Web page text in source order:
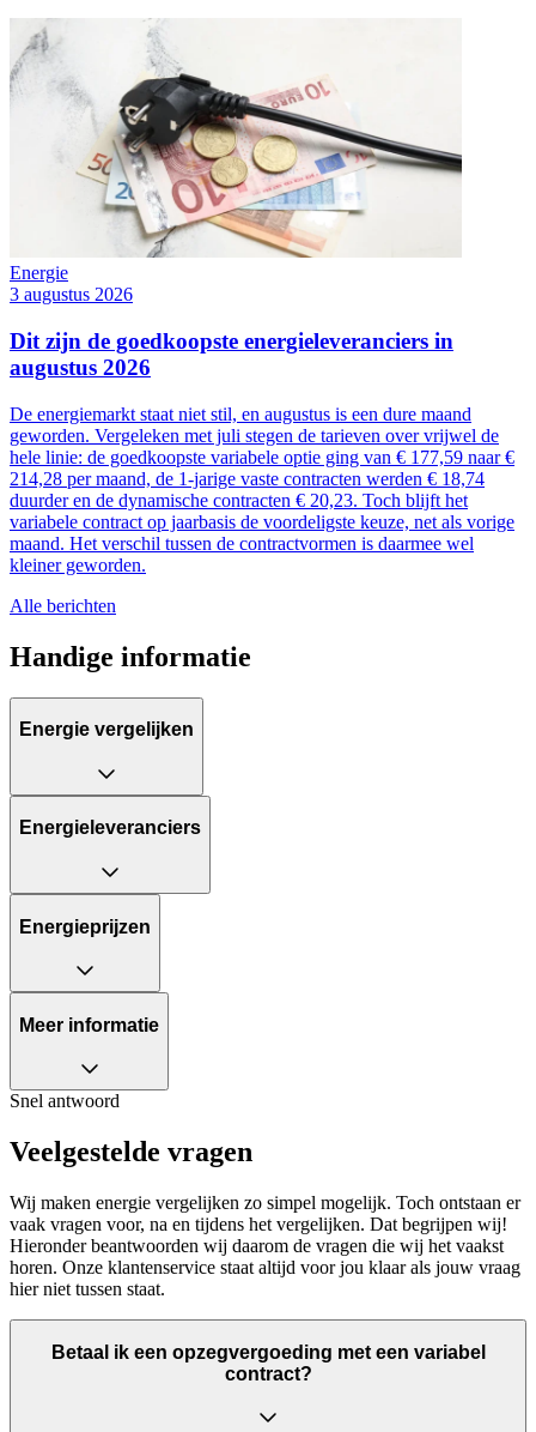
Energie
3 augustus 2026
Dit zijn de goedkoopste energieleveranciers in
augustus 2026
De energiemarkt staat niet stil, en augustus is een dure maand
geworden. Vergeleken met juli stegen de tarieven over vrijwel de
hele linie: de goedkoopste variabele optie ging van € 177,59 naar €
214,28 per maand, de 1-jarige vaste contracten werden € 18,74
duurder en de dynamische contracten € 20,23. Toch blijft het
variabele contract op jaarbasis de voordeligste keuze, net als vorige
maand. Het verschil tussen de contractvormen is daarmee wel
kleiner geworden.
Alle berichten
Handige informatie
Energie vergelijken
Energieleveranciers
Energieprijzen
Meer informatie
Snel antwoord
Veelgestelde vragen
Wij maken energie vergelijken zo simpel mogelijk. Toch ontstaan er
vaak vragen voor, na en tijdens het vergelijken. Dat begrijpen wij!
Hieronder beantwoorden wij daarom de vragen die wij het vaakst
horen. Onze klantenservice staat altijd voor jou klaar als jouw vraag
hier niet tussen staat.
Betaal ik een opzegvergoeding met een variabel
contract?